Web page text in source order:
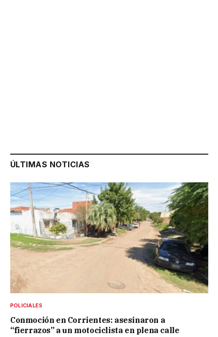
ÚLTIMAS NOTICIAS
POLICIALES
Conmoción en Corrientes: asesinaron a
“fierrazos” a un motociclista en plena calle